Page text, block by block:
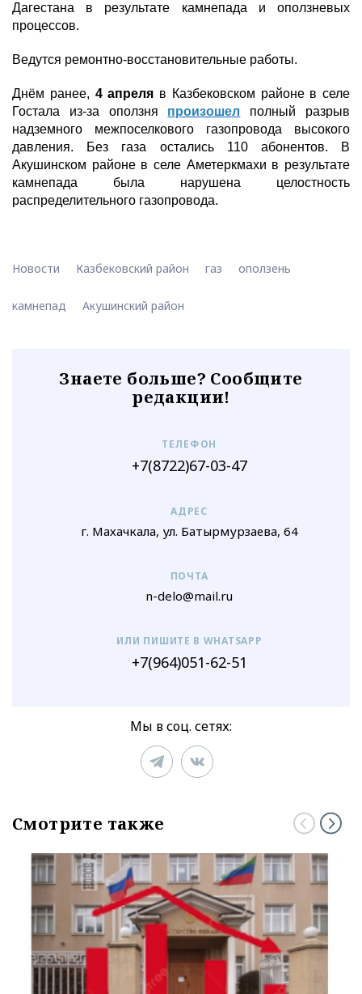
Дагестана в результате камнепада и оползневых
процессов.
Ведутся ремонтно-восстановительные работы.
Днём ранее, 4 апреля в Казбековском районе в селе
Гостала из‑за оползня произошел
полный разрыв
надземного межпоселкового газопровода высокого
давления. Без газа остались 110 абонентов. В
Акушинском районе в селе Аметеркмахи в результате
камнепада была нарушена целостность
распределительного газопровода.
Новости Казбековский район газ оползень
камнепад Акушинский район
Знаете больше? Сообщите
редакции!
ТЕЛЕФОН
+7(8722)67-03-47
АДРЕС
г. Махачкала, ул. Батырмурзаева, 64
ПОЧТА
n-delo@mail.ru
ИЛИ ПИШИТЕ В WHATSAPP
+7(964)051-62-51
Мы в соц. сетях:
Смотрите также